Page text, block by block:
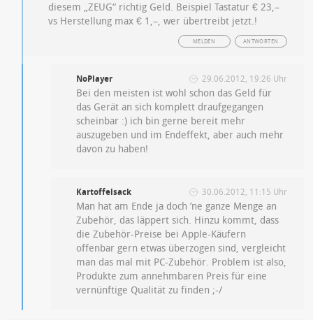
diesem „ZEUG“ richtig Geld. Beispiel Tastatur € 23,–
vs Herstellung max € 1,–, wer übertreibt jetzt.!
ANTWORTEN
MELDEN
NoPlayer 29.06.2012, 19:26 Uhr
Bei den meisten ist wohl schon das Geld für
das Gerät an sich komplett draufgegangen
scheinbar :) ich bin gerne bereit mehr
auszugeben und im Endeffekt, aber auch mehr
davon zu haben!
Kartoffelsack 30.06.2012, 11:15 Uhr
Man hat am Ende ja doch ’ne ganze Menge an
Zubehör, das läppert sich. Hinzu kommt, dass
die Zubehör-Preise bei Apple-Käufern
offenbar gern etwas überzogen sind, vergleicht
man das mal mit PC-Zubehör. Problem ist also,
Produkte zum annehmbaren Preis für eine
vernünftige Qualität zu finden ;-/